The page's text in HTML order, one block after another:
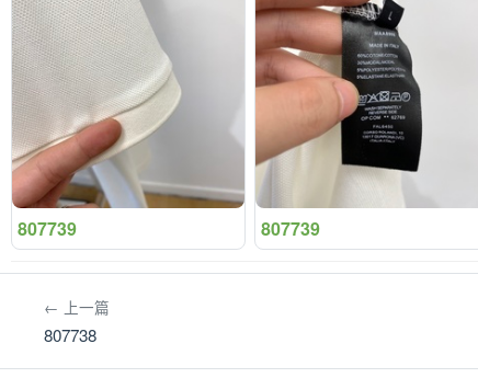
807739 807739
← 上一篇
807738